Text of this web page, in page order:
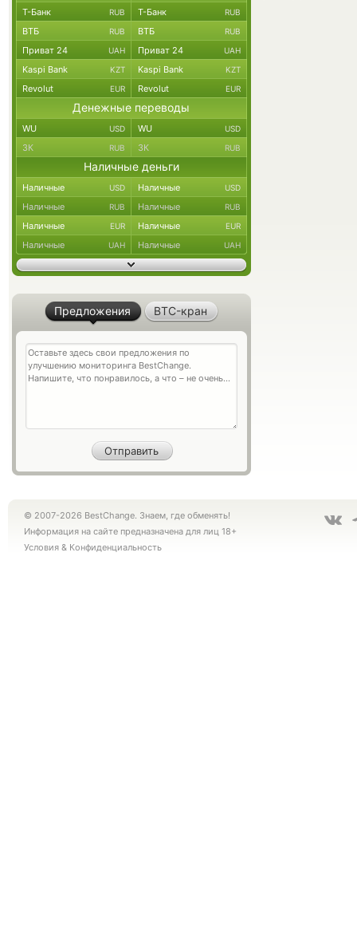
Т-Банк RUB Т-Банк RUB
ВТБ RUB ВТБ RUB
Приват 24 UAH Приват 24 UAH
Kaspi Bank KZT Kaspi Bank KZT
Revolut EUR Revolut EUR
Денежные переводы
WU USD WU USD
ЗК RUB ЗК RUB
Наличные деньги
Наличные USD Наличные USD
Наличные RUB Наличные RUB
Наличные EUR Наличные EUR
Наличные UAH Наличные UAH
Предложения BTC-кран
© 2007-2026 BestChange. Знаем, где обменять!
Информация на сайте предназначена для лиц 18+
Условия & Конфиденциальность